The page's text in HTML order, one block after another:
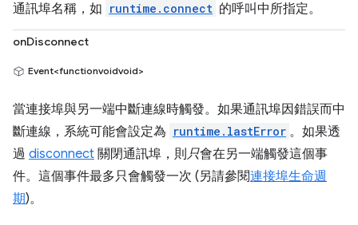
通訊埠名稱，如 runtime.connect 的呼叫中所指定。
onDisconnect
Event<functionvoidvoid>
當連接埠與另一端中斷連線時觸發。如果通訊埠因錯誤而中
斷連線，系統可能會設定為 runtime.lastError 。如果透
過 disconnect 關閉通訊埠，則只會在另一端觸發這個事
件。這個事件最多只會觸發一次 (另請參閱連接埠生命週
期)。